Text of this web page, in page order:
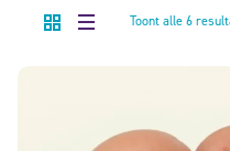
Toont alle 6